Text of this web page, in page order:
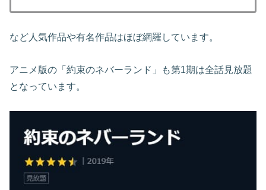
など人気作品や有名作品はほぼ網羅しています。
アニメ版の「約束のネバーランド」も第1期は全話見放題
となっています。